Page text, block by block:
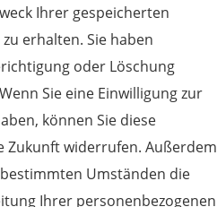
Ihrer gespeicherten
erhalten. Sie haben
oder Löschung
Sie eine Einwilligung zur
können Sie diese
Zukunft widerrufen. Außerdem
Umständen die
Ihrer personenbezogenen